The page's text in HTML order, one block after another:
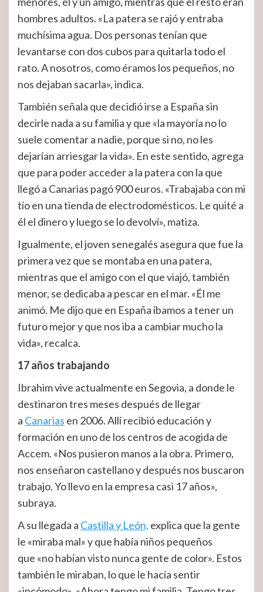
hombres adultos. «La patera se rajó y entraba
muchísima agua. Dos personas tenían que
levantarse con dos cubos para quitarla todo el
rato. A nosotros, como éramos los pequeños, no
nos dejaban sacarla», indica.
También señala que decidió irse a España sin
decirle nada a su familia y que «la mayoría no lo
suele comentar a nadie, porque si no, no les
dejarían arriesgar la vida». En este sentido, agrega
que para poder acceder a la patera con la que
llegó a Canarias pagó 900 euros. «Trabajaba con mi
tío en una tienda de electrodomésticos. Le quité a
él el dinero y luego se lo devolví», matiza.
Igualmente, el joven senegalés asegura que fue la
primera vez que se montaba en una patera,
mientras que el amigo con el que viajó, también
menor, se dedicaba a pescar en el mar. «Él me
animó. Me dijo que en España íbamos a tener un
futuro mejor y que nos iba a cambiar mucho la
vida», recalca.
17 años trabajando
Ibrahim vive actualmente en Segovia, a donde le
destinaron tres meses después de llegar
a Canarias en 2006. Allí recibió educación y
formación en uno de los centros de acogida de
Accem. «Nos pusieron manos a la obra. Primero,
nos enseñaron castellano y después nos buscaron
trabajo. Yo llevo en la empresa casi 17 años»,
subraya.
A su llegada a Castilla y León, explica que la gente
le «miraba mal» y que había niños pequeños
que «no habían visto nunca gente de color». Estos
también le miraban, lo que le hacía sentir